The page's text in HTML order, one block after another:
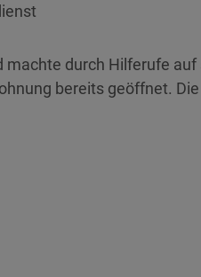
machte durch Hilferufe
bereits geöffnet.